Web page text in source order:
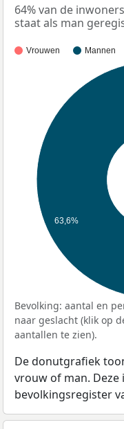
64% van de
staat als man
Vrouwen Mannen
63,6%
Bevolking: aantal en
naar geslacht (klik op
aantallen te zien).
De donutgrafiek
vrouw of man.
bevolkingsregister